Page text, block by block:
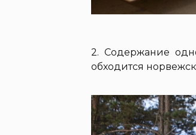
2. Содержание
обходится